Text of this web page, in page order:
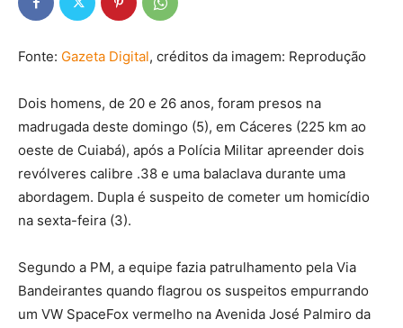
Fonte: Gazeta Digital, créditos da imagem: Reprodução
Dois homens, de 20 e 26 anos, foram presos na
madrugada deste domingo (5), em Cáceres (225 km ao
oeste de Cuiabá), após a Polícia Militar apreender dois
revólveres calibre .38 e uma balaclava durante uma
abordagem. Dupla é suspeito de cometer um homicídio
na sexta-feira (3).
Segundo a PM, a equipe fazia patrulhamento pela Via
Bandeirantes quando flagrou os suspeitos empurrando
um VW SpaceFox vermelho na Avenida José Palmiro da